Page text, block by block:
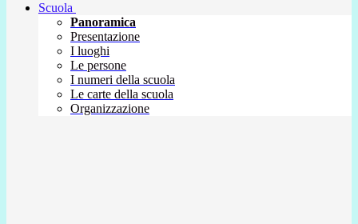
Scuola
Panoramica
Presentazione
I luoghi
Le persone
I numeri della scuola
Le carte della scuola
Organizzazione